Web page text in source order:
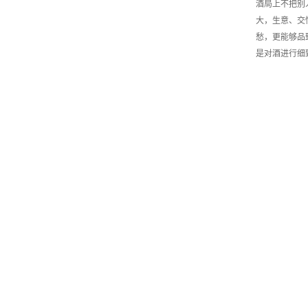
酒局上不把别
大，生意、交
愁，更能够品
是对酒进行细